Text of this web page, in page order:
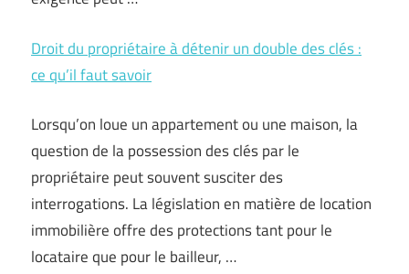
Droit du propriétaire à détenir un double des clés :
ce qu’il faut savoir
Lorsqu’on loue un appartement ou une maison, la
question de la possession des clés par le
propriétaire peut souvent susciter des
interrogations. La législation en matière de location
immobilière offre des protections tant pour le
locataire que pour le bailleur, …